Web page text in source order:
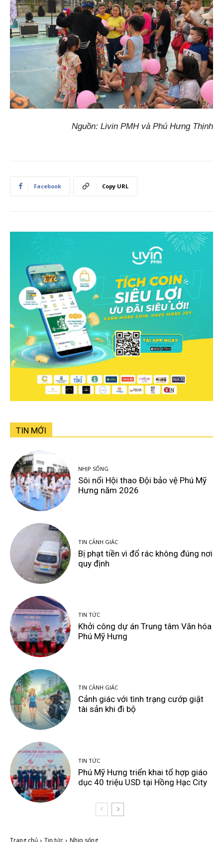
Nguồn: Livin PMH và Phú Hưng Thịnh
Facebook Copy URL
TIN MỚI
NHỊP SỐNG
Sôi nổi Hội thao Đội bảo vệ Phú Mỹ
Hưng năm 2026
TIN CẢNH GIÁC
Bị phạt tiền vì đổ rác không đúng nơi
quy định
TIN TỨC
Khởi công dự án Trung tâm Văn hóa
Phú Mỹ Hưng
TIN CẢNH GIÁC
Cảnh giác với tình trạng cướp giật
tài sản khi đi bộ
TIN TỨC
Phú Mỹ Hưng triển khai tổ hợp giáo
dục 40 triệu USD tại Hồng Hạc City